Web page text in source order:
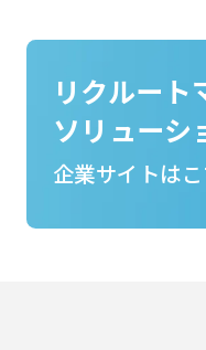
リクルート
ソリューシ
企業サイトは